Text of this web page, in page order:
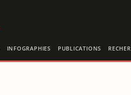
INFOGRAPHIES PUBLICATIONS